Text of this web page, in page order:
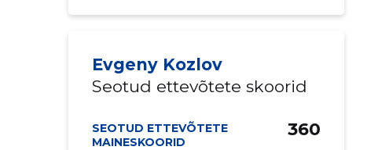
Evgeny Kozlov
Seotud ettevõtete skoorid
SEOTUD ETTEVÕTETE
MAINESKOORID
360